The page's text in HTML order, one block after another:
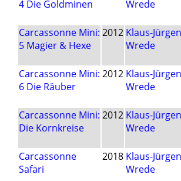
4 Die Goldminen
Wrede
Carcassonne Mini:
5 Magier & Hexe
2012 Klaus-Jürgen
Wrede
Carcassonne Mini:
6 Die Räuber
2012 Klaus-Jürgen
Wrede
Carcassonne Mini:
Die Kornkreise
2012 Klaus-Jürgen
Wrede
Carcassonne
Safari
2018 Klaus-Jürgen
Wrede